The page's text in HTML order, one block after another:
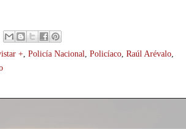
+ Policía Nacional Policíaco Raúl Arévalo